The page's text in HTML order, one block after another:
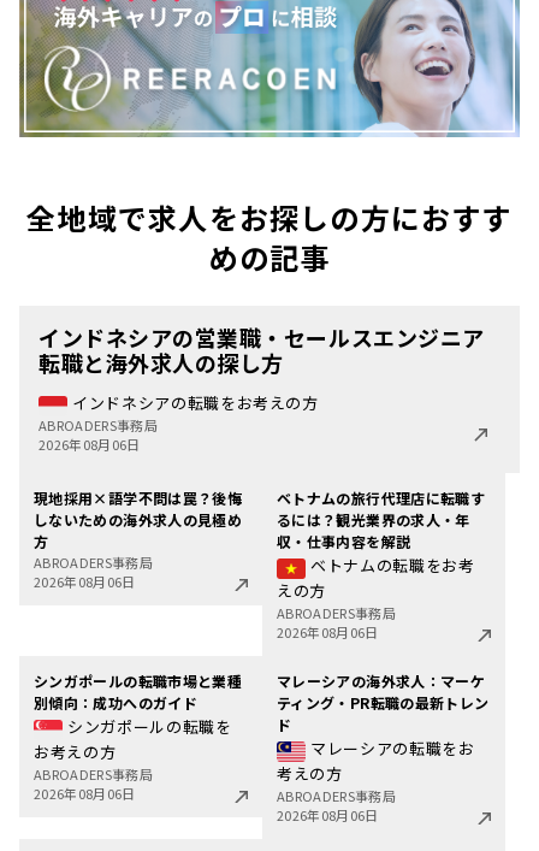
全地域で求人をお探しの方におすす
めの記事
インドネシアの営業職・セールスエンジニア
転職と海外求人の探し方
インドネシアの転職をお考えの方
ABROADERS事務局
2026年08月06日
現地採用×語学不問は罠？後悔
しないための海外求人の見極め
方
ABROADERS事務局
2026年08月06日
ベトナムの旅行代理店に転職す
るには？観光業界の求人・年
収・仕事内容を解説
ベトナムの転職をお考
えの方
ABROADERS事務局
2026年08月06日
シンガポールの転職市場と業種
別傾向：成功へのガイド
シンガポールの転職を
お考えの方
ABROADERS事務局
2026年08月06日
マレーシアの海外求人：マーケ
ティング・PR転職の最新トレン
ド
マレーシアの転職をお
考えの方
ABROADERS事務局
2026年08月06日